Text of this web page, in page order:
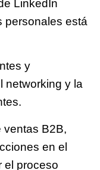
LinkedIn
personales está
y
networking y la
ventas B2B,
en el
el proceso